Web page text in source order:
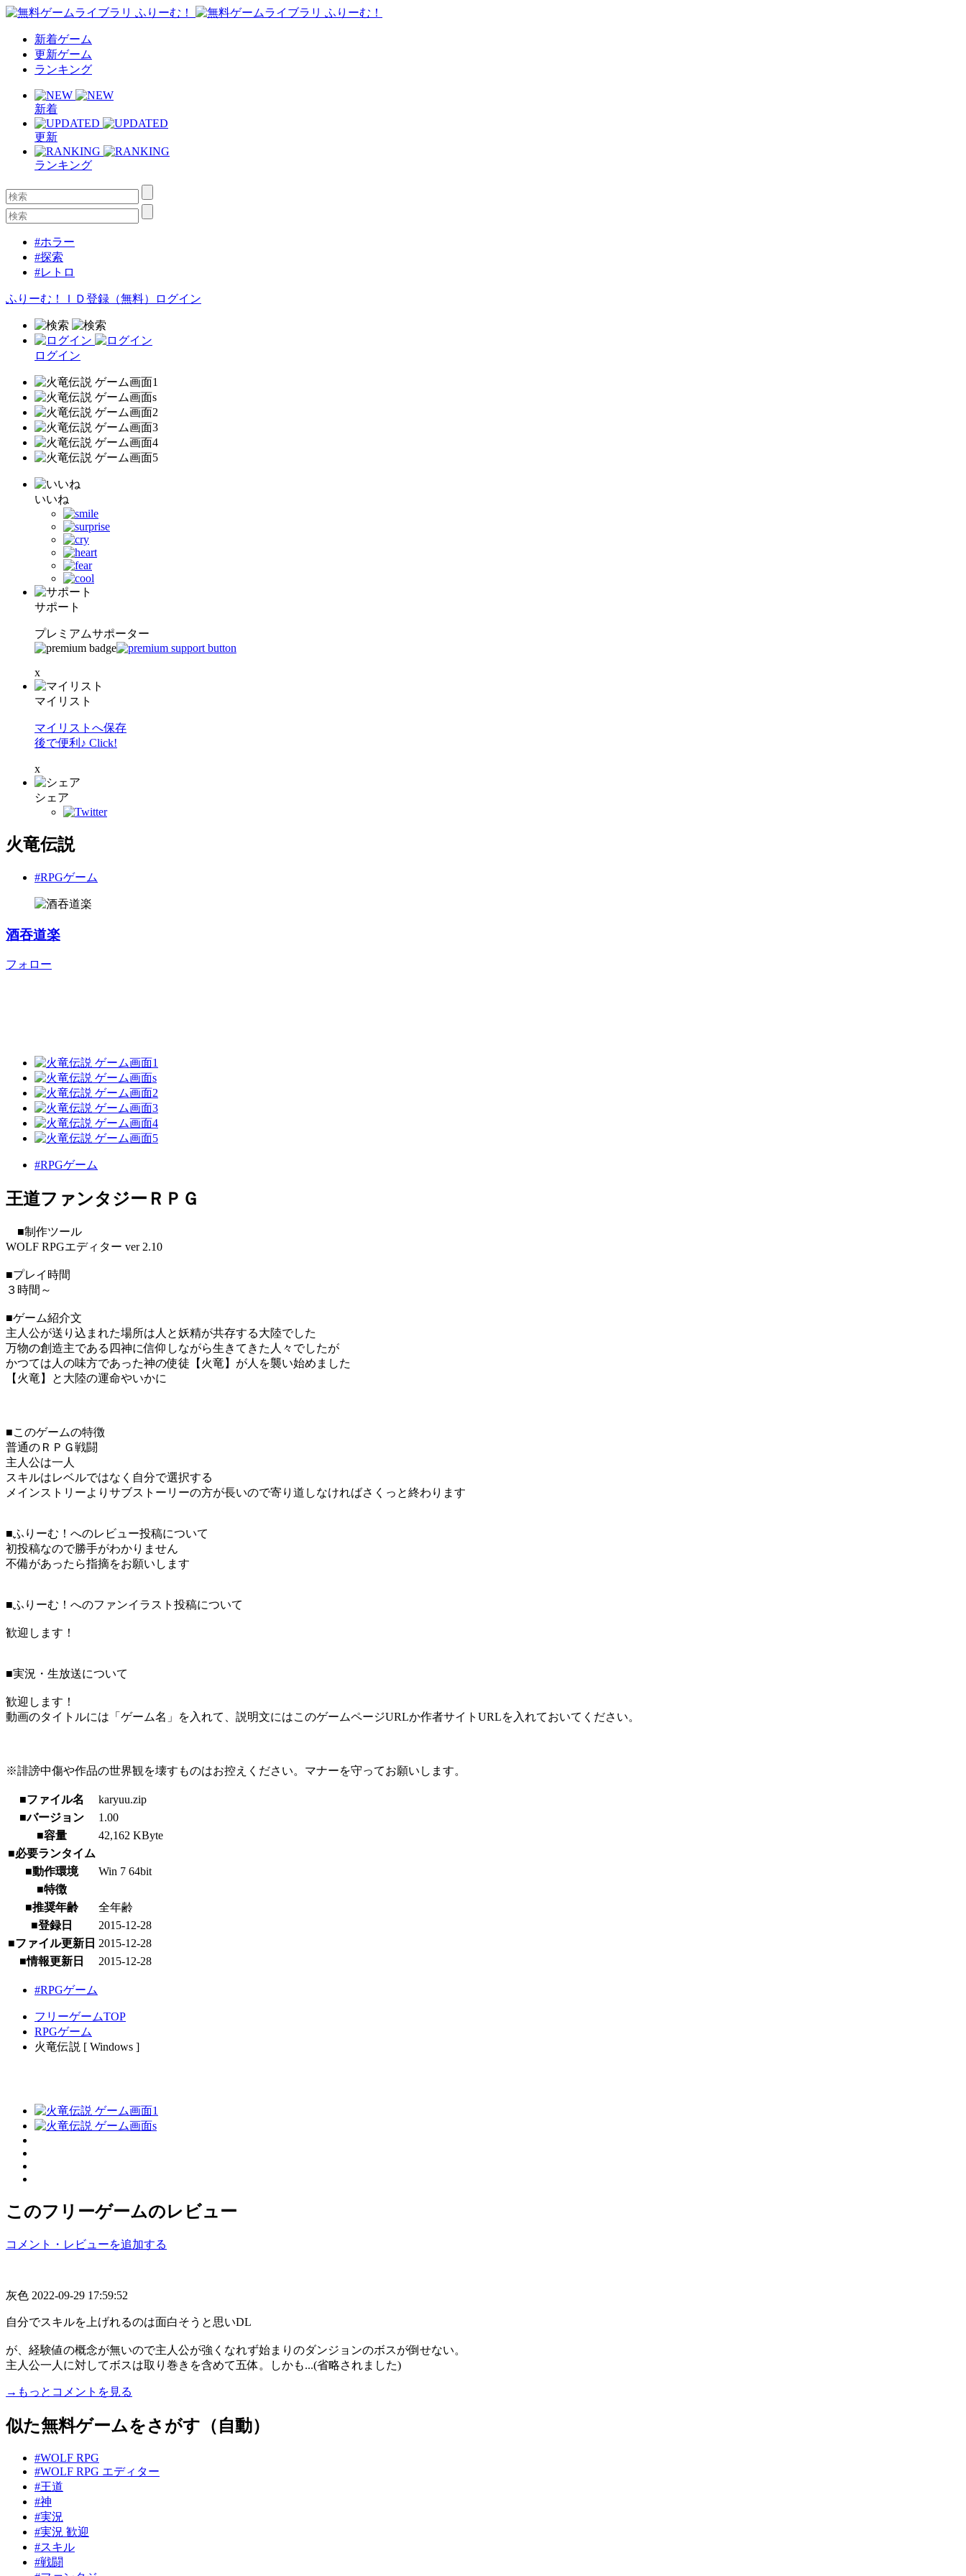
新着ゲーム
更新ゲーム
ランキング
新着
更新
ランキング
#ホラー
#探索
#レトロ
ふりーむ！ＩＤ登録（無料） ログイン
ログイン
いいね
サポート
プレミアムサポーター
x
マイリスト
マイリストへ保存
後で便利♪ Click!
x
シェア
火竜伝説
#RPGゲーム
酒吞道楽
フォロー
#RPGゲーム
王道ファンタジーＲＰＧ
■制作ツール
WOLF RPGエディター ver 2.10
■プレイ時間
３時間～
■ゲーム紹介文
主人公が送り込まれた場所は人と妖精が共存する大陸でした
万物の創造主である四神に信仰しながら生きてきた人々でしたが
かつては人の味方であった神の使徒【火竜】が人を襲い始めました
【火竜】と大陸の運命やいかに
■このゲームの特徴
普通のＲＰＧ戦闘
主人公は一人
スキルはレベルではなく自分で選択する
メインストリーよりサブストーリーの方が長いので寄り道しなければさくっと終わります
■ふりーむ！へのレビュー投稿について
初投稿なので勝手がわかりません
不備があったら指摘をお願いします
■ふりーむ！へのファンイラスト投稿について
歓迎します！
■実況・生放送について
歓迎します！
動画のタイトルには「ゲーム名」を入れて、説明文にはこのゲームページURLか作者サイトURLを入れておいてください。
※誹謗中傷や作品の世界観を壊すものはお控えください。マナーを守ってお願いします。
■ファイル名
karyuu.zip
■バージョン
1.00
■容量
42,162 KByte
■必要ランタイム
■動作環境
Win 7 64bit
■特徴
■推奨年齢
全年齢
■登録日
2015-12-28
■ファイル更新日 2015-12-28
■情報更新日
2015-12-28
#RPGゲーム
フリーゲームTOP
RPGゲーム
火竜伝説 [ Windows ]
このフリーゲームのレビュー
コメント・レビューを追加する
灰色 2022-09-29 17:59:52
自分でスキルを上げれるのは面白そうと思いDL
が、経験値の概念が無いので主人公が強くなれず始まりのダンジョンのボスが倒せない。
主人公一人に対してボスは取り巻きを含めて五体。しかも...(省略されました)
→もっとコメントを見る
似た無料ゲームをさがす（自動）
#WOLF RPG
#WOLF RPG エディター
#王道
#神
#実況
#実況 歓迎
#スキル
#戦闘